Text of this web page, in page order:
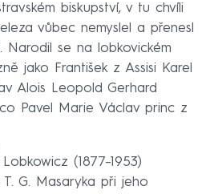
biskupství, v tu chvíli
vůbec nemyslel a přenesl
Narodil se na lobkovickém
jako František z Assisi Karel
Alois Leopold Gerhard
Pavel Marie Václav princ z
(1877–1953)
G. Masaryka při jeho